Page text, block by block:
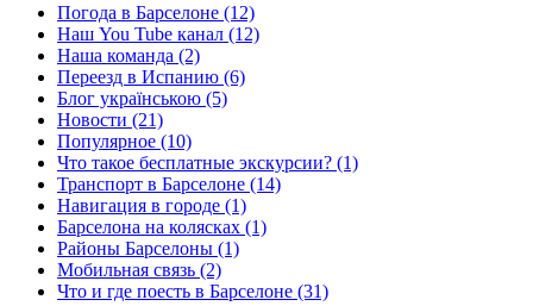
Погода в Барселоне (12)
Наш You Tube канал (12)
Наша команда (2)
Переезд в Испанию (6)
Блог українською (5)
Новости (21)
Популярное (10)
Что такое бесплатные экскурсии? (1)
Транспорт в Барселоне (14)
Навигация в городе (1)
Барселона на колясках (1)
Районы Барселоны (1)
Мобильная связь (2)
Что и где поесть в Барселоне (31)